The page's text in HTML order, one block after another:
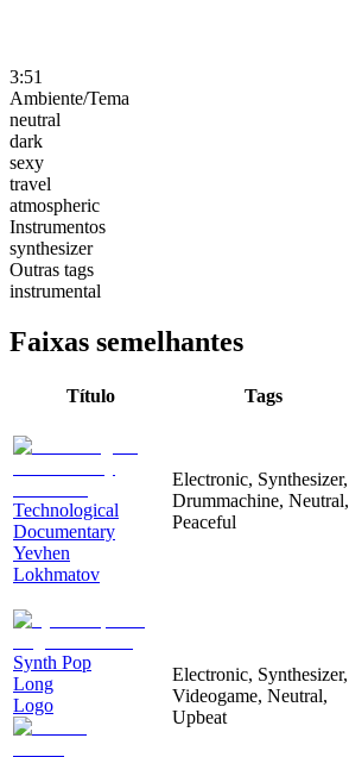
3:51
Ambiente/Tema
neutral
dark
sexy
travel
atmospheric
Instrumentos
synthesizer
Outras tags
instrumental
Faixas semelhantes
Título Tags
Technological
Documentary
Yevhen
Lokhmatov
Electronic, Synthesizer,
Drummachine, Neutral,
Peaceful
Synth Pop
Long
Logo
Electronic, Synthesizer,
Videogame, Neutral,
Upbeat